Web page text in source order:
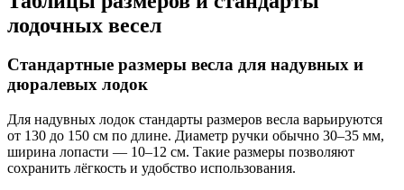
лодочных весел
Стандартные размеры весла для надувных и
дюралевых лодок
Для надувных лодок стандарты размеров весла варьируются
от 130 до 150 см по длине. Диаметр ручки обычно 30–35 мм,
ширина лопасти — 10–12 см. Такие размеры позволяют
сохранить лёгкость и удобство использования.